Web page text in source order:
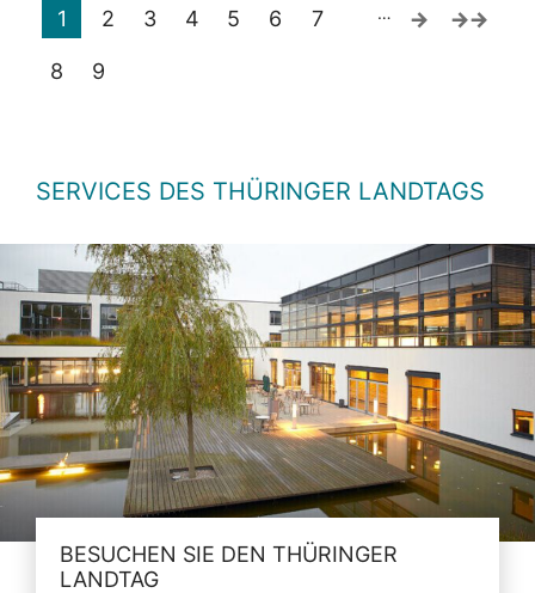
1 2 3 4 5 6 7
8 9
…
SERVICES DES THÜRINGER LANDTAGS
BESUCHEN SIE DEN THÜRINGER
LANDTAG